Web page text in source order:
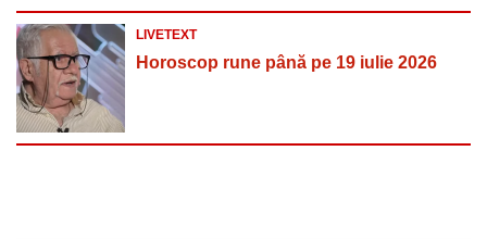
LIVETEXT
Horoscop rune până pe 19 iulie 2026